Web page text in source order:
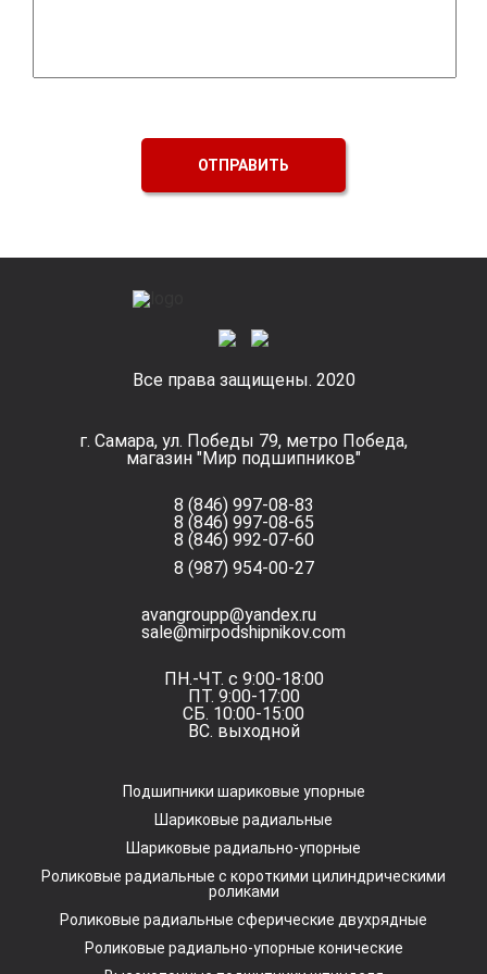
ОТПРАВИТЬ
Все права защищены. 2020
г. Самара, ул. Победы 79, метро Победа,
магазин "Мир подшипников"
8 (846) 997-08-83
8 (846) 997-08-65
8 (846) 992-07-60
8 (987) 954-00-27
avangroupp@yandex.ru
sale@mirpodshipnikov.com
ПН.-ЧТ. с 9:00-18:00
ПТ. 9:00-17:00
СБ. 10:00-15:00
ВС. выходной
Подшипники шариковые упорные
Шариковые радиальные
Шариковые радиально-упорные
Роликовые радиальные с короткими цилиндрическими
роликами
Роликовые радиальные сферические двухрядные
Роликовые радиально-упорные конические